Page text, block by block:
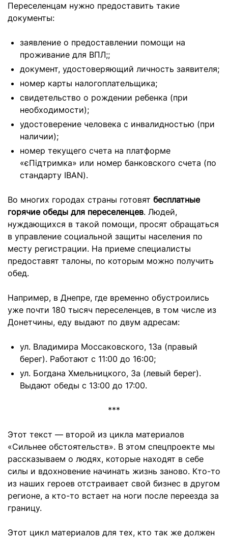
Переселенцам нужно предоставить такие
документы:
заявление о предоставлении помощи на
проживание для ВПЛ;;
документ, удостоверяющий личность заявителя;
номер карты налогоплательщика;
свидетельство о рождении ребенка (при
необходимости);
удостоверение человека с инвалидностью (при
наличии);
номер текущего счета на платформе
«єПідтримка» или номер банковского счета (по
стандарту IBAN).
Во многих городах страны готовят бесплатные
горячие обеды для переселенцев. Людей,
нуждающихся в такой помощи, просят обращаться
в управление социальной защиты населения по
месту регистрации. На приеме специалисты
предоставят талоны, по которым можно получить
обед.
Например, в Днепре, где временно обустроились
уже почти 180 тысяч переселенцев, в том числе из
Донетчины, еду выдают по двум адресам:
ул. Владимира Моссаковского, 13а (правый
берег). Работают с 11:00 до 16:00;
ул. Богдана Хмельницкого, 3а (левый берег).
Выдают обеды с 13:00 до 17:00.
***
Этот текст — второй из цикла материалов
«Сильнее обстоятельств». В этом спецпроекте мы
рассказываем о людях, которые находят в себе
силы и вдохновение начинать жизнь заново. Кто-то
из наших героев отстраивает свой бизнес в другом
регионе, а кто-то встает на ноги после переезда за
границу.
Этот цикл материалов для тех, кто так же должен